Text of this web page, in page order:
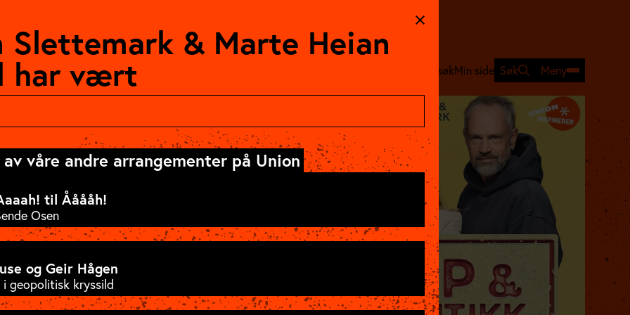
Ditt besøkMin side Søk Meny
Marte
Slettemark!
Asbjørn og Marte sorterer i de
populærkulturen som sitt fremste
Slettemark & Marte Heian
har vært
våre andre arrangementer på Union
til Ååååh!
Osen
og Geir Hågen
i geopolitisk kryssild